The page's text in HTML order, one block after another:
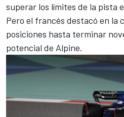
superar los límites de la pista
Pero el francés destacó en la
posiciones hasta terminar
potencial de Alpine.